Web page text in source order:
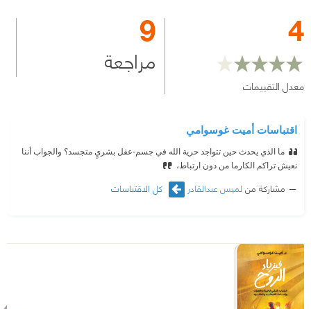
4
معدل التقييمات
9
مراجعة
اقتباسات أميت غوسوامي
ما الذي يحدث حين تتواجد حرية الله في جسم-عقل بشريٍ متجسد؟ والجواب أننا
نعيش تراكم الكارما من دون ارتباط،
مشاركة من لميس عبدالقادر كل الاقتباسات